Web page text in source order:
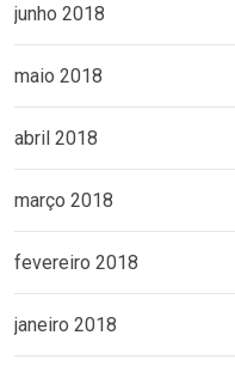
junho 2018
maio 2018
abril 2018
março 2018
fevereiro 2018
janeiro 2018